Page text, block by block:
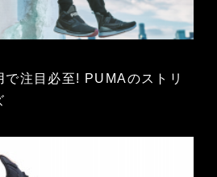
注目必至! PUMAのストリ